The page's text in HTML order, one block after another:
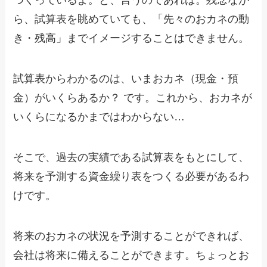
ら、試算表を眺めていても、「先々のおカネの動
き・残高」までイメージすることはできません。
試算表からわかるのは、いまおカネ（現金・預
金）がいくらあるか？ です。これから、おカネが
いくらになるかまではわからない…
そこで、過去の実績である試算表をもとにして、
将来を予測する資金繰り表をつくる必要があるわ
けです。
将来のおカネの状況を予測することができれば、
会社は将来に備えることができます。ちょっとお